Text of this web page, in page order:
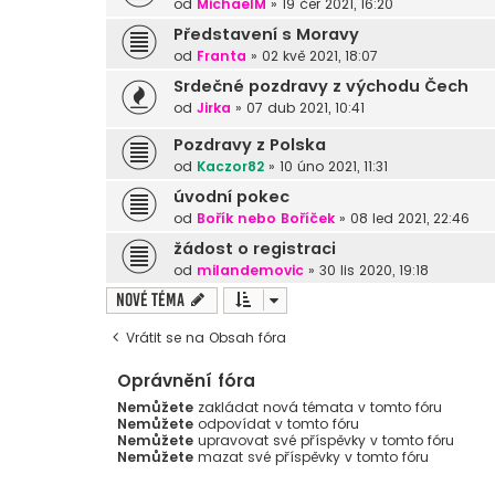
od MichaelM » 19 čer 2021, 16:20
Představení s Moravy
od Franta » 02 kvě 2021, 18:07
Srdečné pozdravy z východu Čech
od Jirka » 07 dub 2021, 10:41
Pozdravy z Polska
od Kaczor82 » 10 úno 2021, 11:31
úvodní pokec
od Bořík nebo Boříček » 08 led 2021, 22:46
žádost o registraci
od milandemovic » 30 lis 2020, 19:18
Nové téma
Vrátit se na Obsah fóra
Oprávnění fóra
Nemůžete zakládat nová témata v tomto fóru
Nemůžete odpovídat v tomto fóru
Nemůžete upravovat své příspěvky v tomto fóru
Nemůžete mazat své příspěvky v tomto fóru